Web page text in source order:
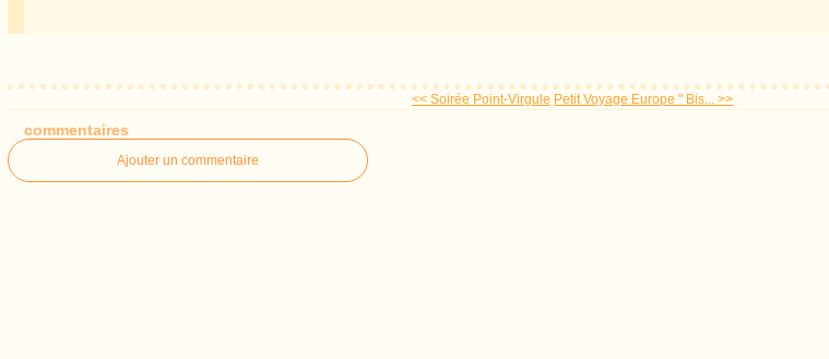
<< Soirée Point-Virgule Petit Voyage Europe " Bis... >>
commentaires
Ajouter un commentaire